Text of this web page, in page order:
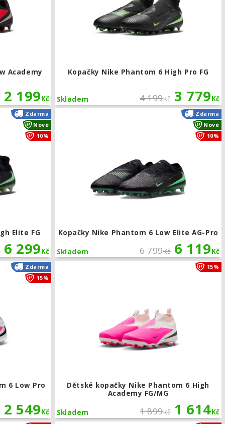
Academy
2 199Kč
Kopačky Nike Phantom 6 High Pro FG
4 199Kč 3 779Kč
Skladem
Elite FG
6 299Kč
Zdarma
Nové
10%
Kopačky Nike Phantom 6 Low Elite AG-Pro
6 799Kč 6 119Kč
Skladem
Zdarma
Nové
10%
Pro
6 Low Pro
2 549Kč
Zdarma
15%
Dětské kopačky Nike Phantom 6 Low Pro FG/MG
Dětské kopačky Nike Phantom 6 High
Academy FG/MG
1 899Kč 1 614Kč
Skladem
15%